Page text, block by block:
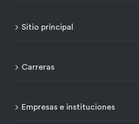
Sitio principal
Carreras
Empresas e instituciones